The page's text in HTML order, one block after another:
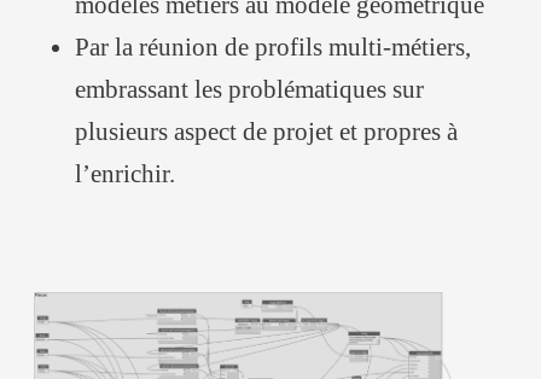
Par la réunion de profils multi-métiers,
embrassant les problématiques sur
plusieurs aspect de projet et propres à
l’enrichir.